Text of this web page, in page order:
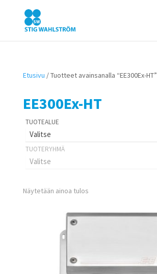
Etusivu / Tuotteet avainsanalla “EE300Ex-HT”
EE300Ex-HT
Valitse
Valitse
Näytetään ainoa tulos